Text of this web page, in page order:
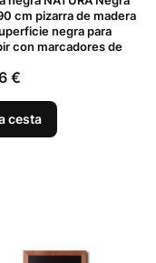
cm pizarra de madera
negra para
con marcadores de
€
cesta